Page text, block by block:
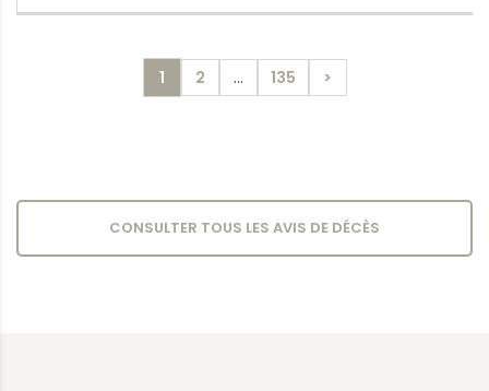
1 2 … 135 >
CONSULTER TOUS LES AVIS DE DÉCÈS